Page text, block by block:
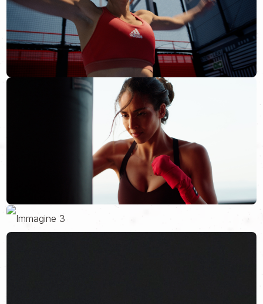
Dalla collaborazione tra Virgin Active Italia e Virgin Cruise, nasce
la possibilità di ambientare la campagna estiva su una fantastica
nave da crociera.
Per sfruttare questa location inusuale, la sfida che ci siamo dati
è stata proprio quella di rendere la nave stessa il “plot twist”
Nei primi 2/3 del video non mostriamo allo spettatore dove
siamo. Tutte le scene rappresentano la solita “routine” di
revolution, workout e dettagli sulle ambientazioni che ti fanno
pensare a luoghi particolari, estivi… Ma di certo non a una città
Il suono della sirena, che rompe il ritmo e ci rivela dove siamo, ci
ha permesso di poter sfruttare al massimo la location,
alternando l’ultima parte tra momenti di relax e momenti di
allenamento.